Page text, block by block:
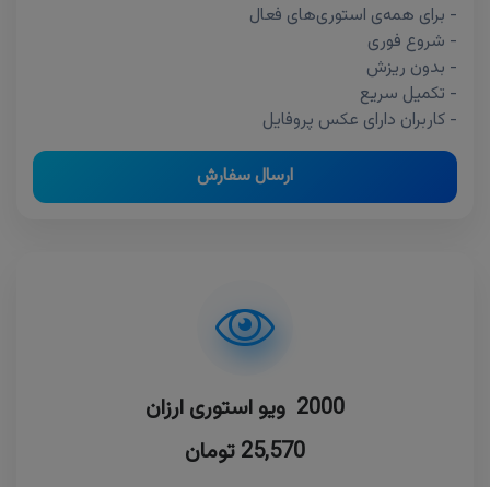
- برای همه‌ی استوری‌های فعال
- شروع فوری
- بدون ریزش
- تکمیل سریع
- کاربران دارای عکس پروفایل
ارسال سفارش
2000 ویو استوری ارزان
25,570 تومان